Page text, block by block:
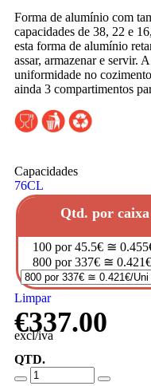
Forma de alumínio com
capacidades de 38, 22 e
esta forma de alumínio
assar, armazenar e servir.
uniformidade no
ainda 3 compartimentos
Capacidades
76CL
Qtd. por caixa
100 por 45.5€ ≅
800 por 337€ ≅
Limpar
€337.00
excl/iva
QTD.